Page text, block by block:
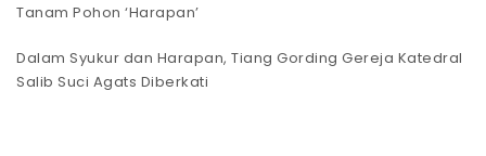
Tanam Pohon ‘Harapan’
Dalam Syukur dan Harapan, Tiang Gording Gereja Katedral
Salib Suci Agats Diberkati